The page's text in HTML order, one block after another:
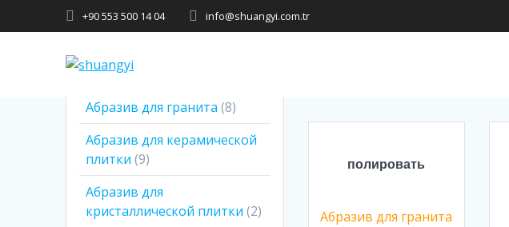
+90 553 500 14 04 info@shuangyi.com.tr
Абразив для гранита 8
Абразив для керамической
плитки 9
Абразив для
кристаллической плитки 2
полировать
Абразив для гранита